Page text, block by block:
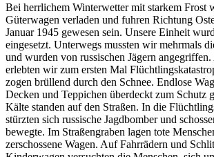
Bei herrlichem Winterwetter mit starkem Frost
Güterwagen verladen und fuhren Richtung
Januar 1945 gewesen sein. Unsere Einheit
eingesetzt. Unterwegs mussten wir mehrmals
und wurden von russischen Jägern
erlebten wir zum ersten Mal
zogen brüllend durch den Schnee. Endlose
Decken und Teppichen überdeckt zum Schutz
Kälte standen auf den Straßen. In die
stürzten sich russische Jagdbomber und
bewegte. Im Straßengraben lagen tote
zerschossene Wagen. Auf Fahrrädern und